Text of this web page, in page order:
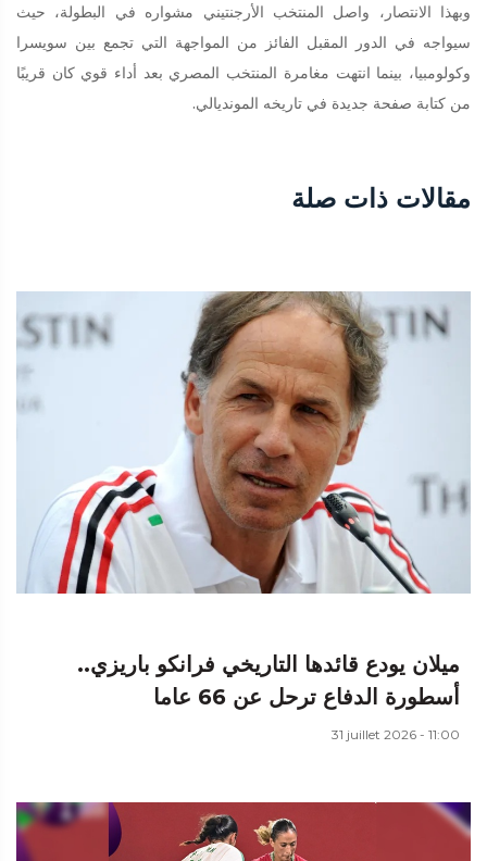
وبهذا الانتصار، واصل المنتخب الأرجنتيني مشواره في البطولة، حيث
سيواجه في الدور المقبل الفائز من المواجهة التي تجمع بين سويسرا
وكولومبيا، بينما انتهت مغامرة المنتخب المصري بعد أداء قوي كان قريبًا
من كتابة صفحة جديدة في تاريخه المونديالي.
مقالات ذات صلة
ميلان يودع قائدها التاريخي فرانكو باريزي..
أسطورة الدفاع ترحل عن 66 عاما
31 juillet 2026 - 11:00